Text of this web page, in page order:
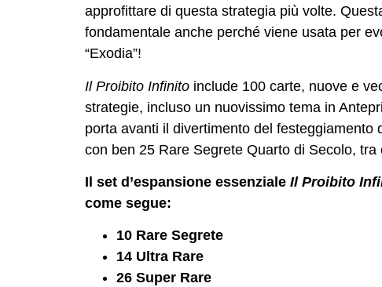
approfittare di questa strategia più volte.
fondamentale anche perché viene usata per
“Exodia”!
Il Proibito Infinitoinclude 100 carte, nuove e
strategie, incluso un nuovissimo tema in
porta avanti il divertimento del festeggiamento
con ben 25 Rare Segrete Quarto di Secolo, tra
Il set d’espansione essenziale Il Proibito
come segue:
10 Rare Segrete
14 Ultra Rare
26 Super Rare